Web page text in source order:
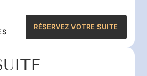
RÉSERVEZ VOTRE SUITE